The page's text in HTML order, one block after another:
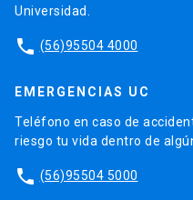
Universidad.
phone (56)95504 4000
EMERGENCIAS UC
Teléfono en caso de
riesgo tu vida dentro de
phone (56)95504 5000